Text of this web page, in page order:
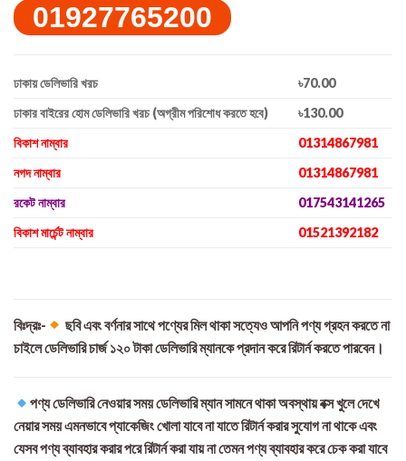
01927765200
ঢাকায় ডেলিভারি খরচ
৳70.00
ঢাকার বাইরের হোম ডেলিভারি খরচ (অগ্রীম পরিশোধ করতে হবে)
৳130.00
বিকাশ নাম্বার
01314867981
নগদ নাম্বার
01314867981
রকেট নাম্বার
017543141265
বিকাশ মার্চেন্ট নাম্বার
01521392182
বিঃদ্রঃ-
ছবি এবং বর্ণনার সাথে পণ্যের মিল থাকা সত্যেও আপনি পণ্য গ্রহন করতে না
চাইলে ডেলিভারি চার্জ ১২০ টাকা ডেলিভারি ম্যানকে প্রদান করে রিটার্ন করতে পারবেন।
পণ্য ডেলিভারি নেওয়ার সময় ডেলিভারি ম্যান সামনে থাকা অবস্থায় বক্স খুলে দেখে
নেয়ার সময় এমনভাবে প্যাকেজিং খোলা যাবে না যাতে রিটার্ন করার সুযোগ না থাকে এবং
যেসব পণ্য ব্যাবহার করার পরে রিটার্ন করা যায় না তেমন পণ্য ব্যাবহার করে চেক করা যাবে